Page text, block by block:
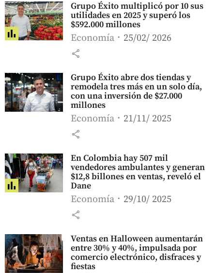
Grupo Éxito multiplicó por 10 sus
utilidades en 2025 y superó los
$592.000 millones
Economía 25/02/ 2026
share
Grupo Éxito abre dos tiendas y
remodela tres más en un solo día,
con una inversión de $27.000
millones
Economía 21/11/ 2025
share
En Colombia hay 507 mil
vendedores ambulantes y generan
$12,8 billones en ventas, reveló el
Dane
Economía 29/10/ 2025
share
Ventas en Halloween aumentarán
entre 30% y 40%, impulsada por
comercio electrónico, disfraces y
fiestas